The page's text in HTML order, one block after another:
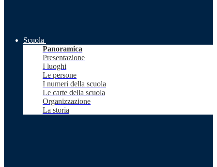
Scuola
Panoramica
Presentazione
I luoghi
Le persone
I numeri della scuola
Le carte della scuola
Organizzazione
La storia